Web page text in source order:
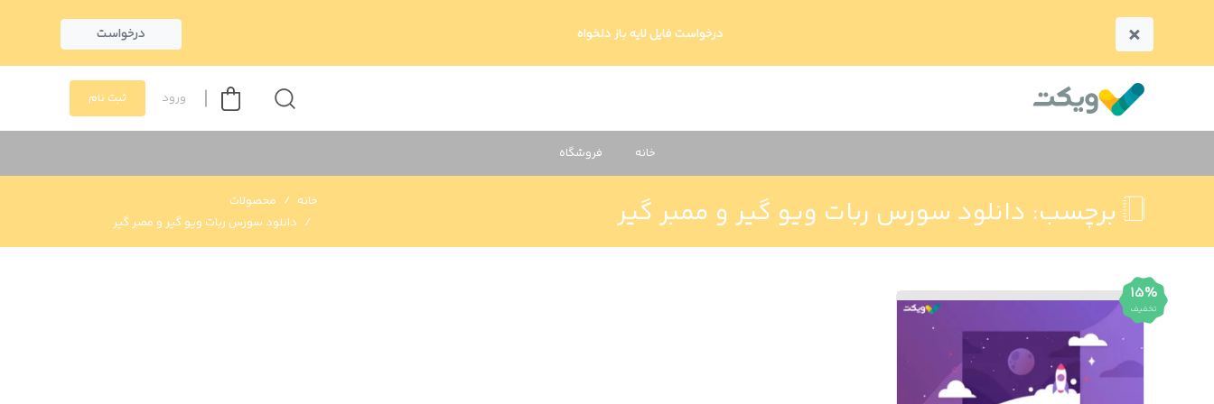
× درخواست فایل لایه باز دلخواه درخواست
ورود ثبت نام
خانه فروشگاه
برچسب: دانلود سورس ربات ویو گیر و ممبر گیر خانه
محصولات
دانلود سورس ربات ویو گیر و ممبر گیر
15%
تخفیف